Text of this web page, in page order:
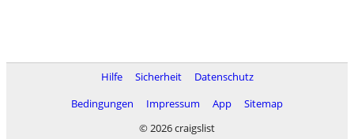
Hilfe Sicherheit
Datenschutz
Bedingungen
Impressum App
Sitemap
© 2026 craigslist